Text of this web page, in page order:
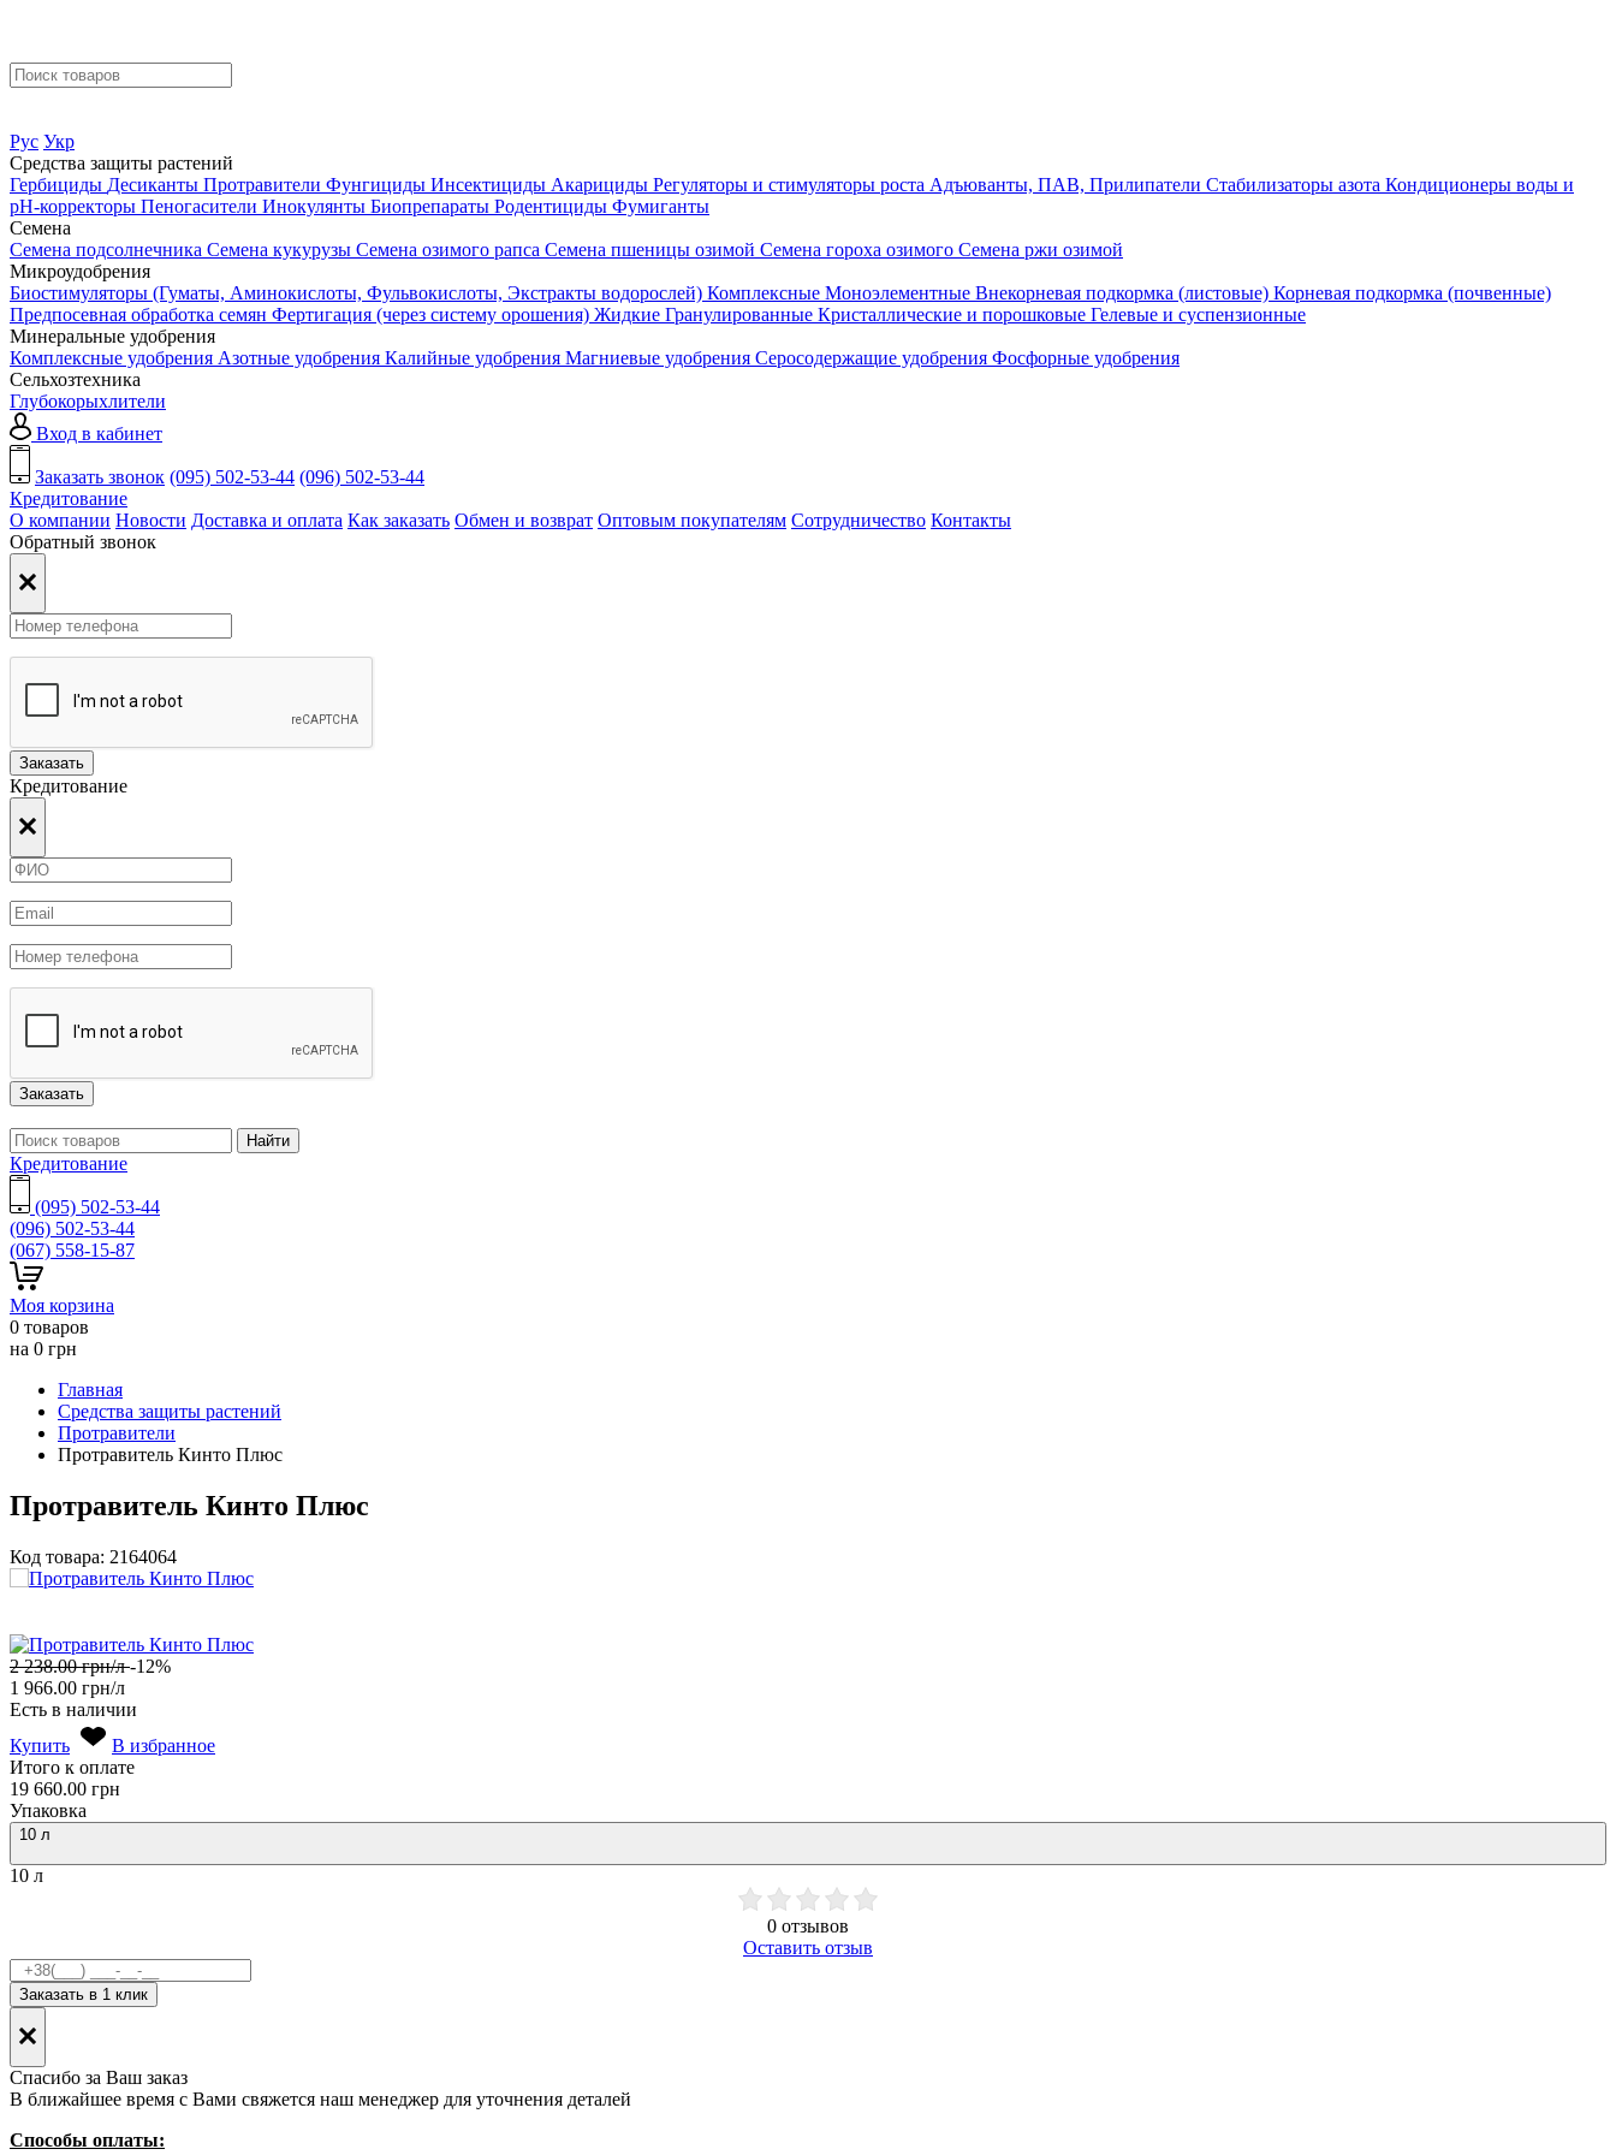
Рус Укр
Средства защиты растений
Гербициды Десиканты Протравители Фунгициды Инсектициды Акарициды Регуляторы и стимуляторы роста Адъюванты, ПАВ, Прилипатели Стабилизаторы азота Кондиционеры воды и
pH-корректоры Пеногасители Инокулянты Биопрепараты Родентициды Фумиганты
Семена
Семена подсолнечника Семена кукурузы Семена озимого рапса Семена пшеницы озимой Семена гороха озимого Семена ржи озимой
Микроудобрения
Биостимуляторы (Гуматы, Аминокислоты, Фульвокислоты, Экстракты водорослей) Комплексные Моноэлементные Внекорневая подкормка (листовые) Корневая подкормка (почвенные)
Предпосевная обработка семян Фертигация (через систему орошения) Жидкие Гранулированные Кристаллические и порошковые Гелевые и суспензионные
Минеральные удобрения
Комплексные удобрения Азотные удобрения Калийные удобрения Магниевые удобрения Серосодержащие удобрения Фосфорные удобрения
Сельхозтехника
Глубокорыхлители
Вход в кабинет
Заказать звонок (095) 502-53-44 (096) 502-53-44
Кредитование
О компании Новости Доставка и оплата Как заказать Обмен и возврат Оптовым покупателям Сотрудничество Контакты
Обратный звонок
Заказать
Кредитование
Заказать
Найти
Кредитование
(095) 502-53-44
(096) 502-53-44
(067) 558-15-87
Моя корзина
0 товаров
на 0 грн
Главная
Средства защиты растений
Протравители
Протравитель Кинто Плюс
Протравитель Кинто Плюс
Код товара: 2164064
2 238.00грн/л -12%
1 966.00 грн/л
Есть в наличии
Купить
В избранное
Итого к оплате
19 660.00 грн
Упаковка
10 л
10 л
0 отзывов
Оставить отзыв
Заказать в 1 клик
Спасибо за Ваш заказ
В ближайшее время с Вами свяжется наш менеджер для уточнения деталей
Способы оплаты: